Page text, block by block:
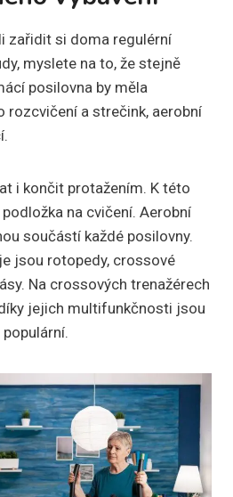
zařidit si doma regulérní
myslete na to, že stejně
posilovna by měla
rozcvičení a strečink, aerobní
i končit protažením. K této
na cvičení. Aerobní
součástí každé posilovny.
jsou rotopedy, crossové
Na crossových trenažérech
jejich multifunkčnosti jsou